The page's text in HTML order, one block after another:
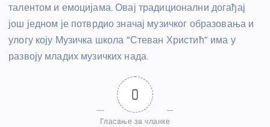
талентом и емоцијама. Овај традиционални догађај
још једном је потврдио значај музичког образовања и
улогу коју Музичка школа “Стеван Христић” има у
развоју младих музичких нада.
0
Гласање за чланке